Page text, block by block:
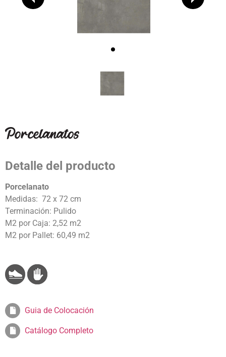
Detalle del producto
Porcelanato
Medidas: 72 x 72 cm
Terminación: Pulido
M2 por Caja: 2,52 m2
M2 por Pallet: 60,49 m2
Guia de Colocación
Catálogo Completo